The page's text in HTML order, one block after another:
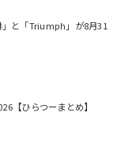
」と「Triumph」が8月31
【ひらつーまとめ】